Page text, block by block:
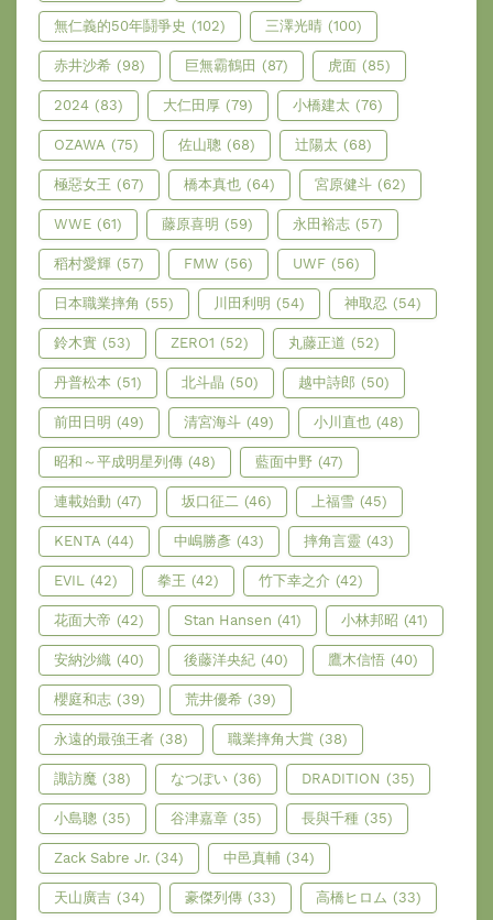
無仁義的50年鬪爭史 (102) 三澤光晴 (100)
赤井沙希 (98) 巨無霸鶴田 (87) 虎面 (85)
2024 (83) 大仁田厚 (79) 小橋建太 (76)
OZAWA (75) 佐山聰 (68) 辻陽太 (68)
極惡女王 (67) 橋本真也 (64) 宮原健斗 (62)
WWE (61) 藤原喜明 (59) 永田裕志 (57)
稻村愛輝 (57) FMW (56) UWF (56)
日本職業摔角 (55) 川田利明 (54) 神取忍 (54)
鈴木實 (53) ZERO1 (52) 丸藤正道 (52)
丹普松本 (51) 北斗晶 (50) 越中詩郎 (50)
前田日明 (49) 清宮海斗 (49) 小川直也 (48)
昭和～平成明星列傳 (48) 藍面中野 (47)
連載始動 (47) 坂口征二 (46) 上福雪 (45)
KENTA (44) 中嶋勝彥 (43) 摔角言靈 (43)
EVIL (42) 拳王 (42) 竹下幸之介 (42)
花面大帝 (42) Stan Hansen (41) 小林邦昭 (41)
安納沙織 (40) 後藤洋央紀 (40) 鷹木信悟 (40)
櫻庭和志 (39) 荒井優希 (39)
永遠的最強王者 (38) 職業摔角大賞 (38)
諏訪魔 (38) なつぽい (36) DRADITION (35)
小島聰 (35) 谷津嘉章 (35) 長與千種 (35)
Zack Sabre Jr. (34) 中邑真輔 (34)
天山廣吉 (34) 豪傑列傳 (33) 高橋ヒロム (33)